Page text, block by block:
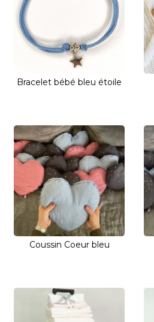
Bracelet bébé bleu étoile
Coussin Coeur bleu